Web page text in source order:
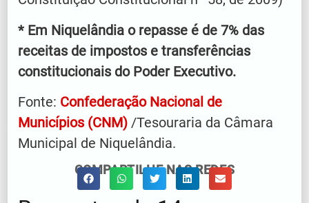
* Em Niquelândia o repasse é de 7% das
receitas de impostos e transferências
constitucionais do Poder Executivo.
Fonte: Confederação Nacional de
Municípios (CNM) /Tesouraria da Câmara
Municipal de Niquelândia.
COMPARTILHE NAS REDES